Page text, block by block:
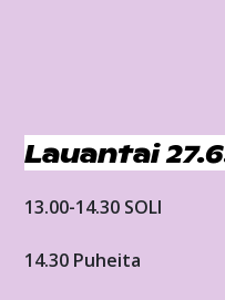
Lauantai
13.00-14.30 SOLI
14.30 Puheita